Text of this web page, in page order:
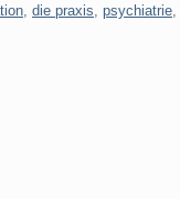
die praxis psychiatrie